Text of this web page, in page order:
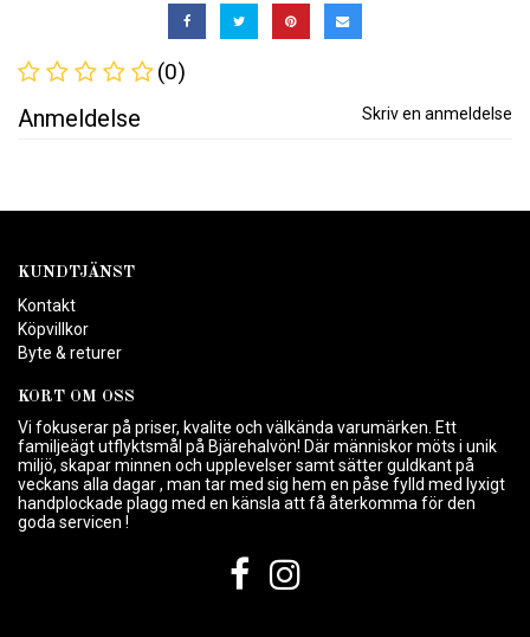
(0)
Anmeldelse Skriv en anmeldelse
KUNDTJÄNST
Kontakt
Köpvillkor
Byte & returer
KORT OM OSS
Vi fokuserar på priser, kvalite och välkända varumärken. Ett
familjeägt utflyktsmål på Bjärehalvön! Där människor möts i unik
miljö, skapar minnen och upplevelser samt sätter guldkant på
veckans alla dagar , man tar med sig hem en påse fylld med lyxigt
handplockade plagg med en känsla att få återkomma för den
goda servicen !